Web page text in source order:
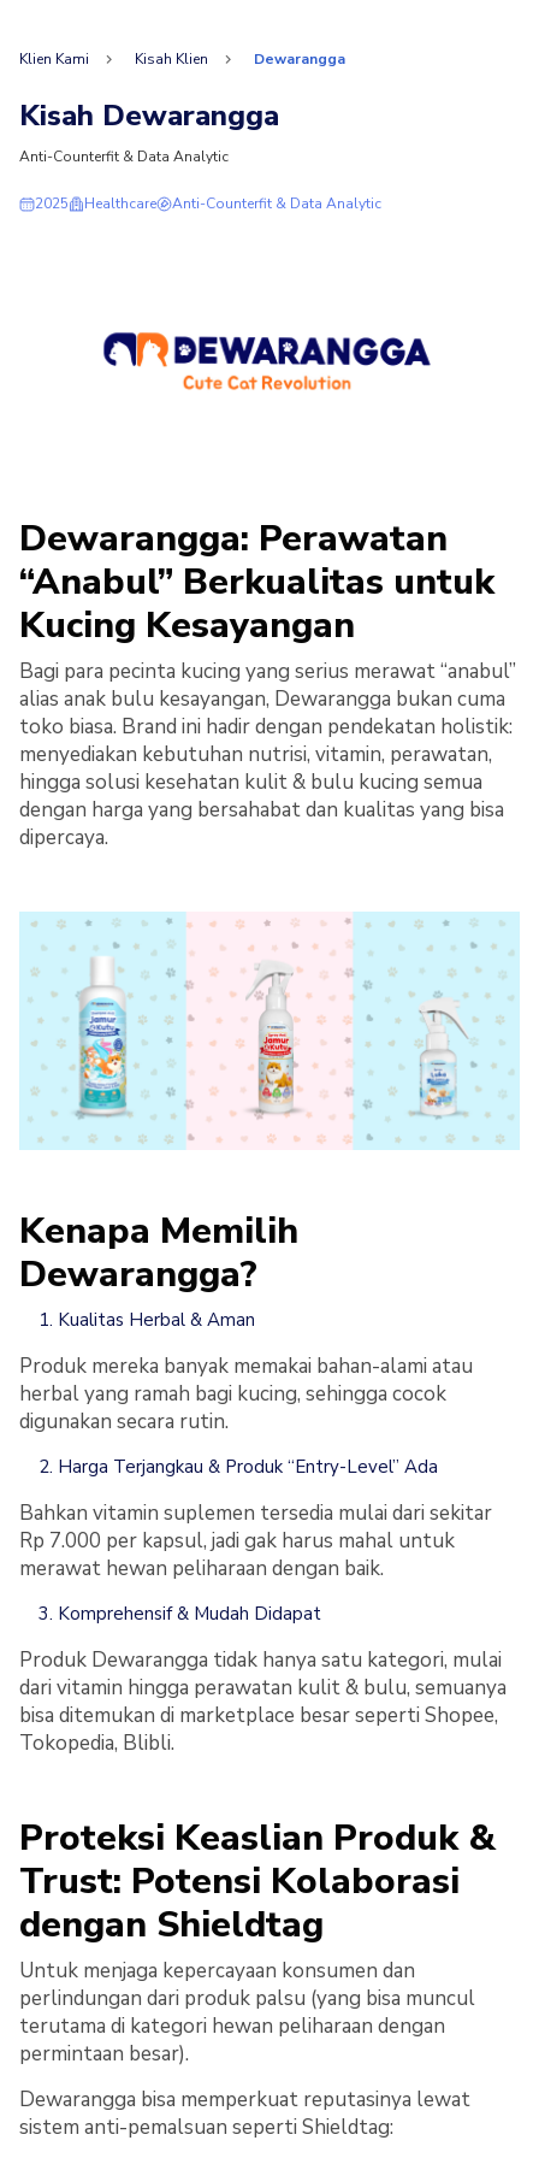
Klien Kami Kisah Klien Dewarangga
Kisah Dewarangga
Anti-Counterfit & Data Analytic
2025 Healthcare Anti-Counterfit & Data Analytic
Dewarangga: Perawatan
“Anabul” Berkualitas untuk
Kucing Kesayangan
Bagi para pecinta kucing yang serius merawat “anabul”
alias anak bulu kesayangan, Dewarangga bukan cuma
toko biasa. Brand ini hadir dengan pendekatan holistik:
menyediakan kebutuhan nutrisi, vitamin, perawatan,
hingga solusi kesehatan kulit & bulu kucing semua
dengan harga yang bersahabat dan kualitas yang bisa
dipercaya.
Kenapa Memilih
Dewarangga?
Kualitas Herbal & Aman
Produk mereka banyak memakai bahan-alami atau
herbal yang ramah bagi kucing, sehingga cocok
digunakan secara rutin.
Harga Terjangkau & Produk “Entry-Level” Ada
Bahkan vitamin suplemen tersedia mulai dari sekitar
Rp 7.000 per kapsul, jadi gak harus mahal untuk
merawat hewan peliharaan dengan baik.
Komprehensif & Mudah Didapat
Produk Dewarangga tidak hanya satu kategori, mulai
dari vitamin hingga perawatan kulit & bulu, semuanya
bisa ditemukan di marketplace besar seperti Shopee,
Tokopedia, Blibli.
Proteksi Keaslian Produk &
Trust: Potensi Kolaborasi
dengan Shieldtag
Untuk menjaga kepercayaan konsumen dan
perlindungan dari produk palsu (yang bisa muncul
terutama di kategori hewan peliharaan dengan
permintaan besar).
Dewarangga bisa memperkuat reputasinya lewat
sistem anti-pemalsuan seperti Shieldtag: